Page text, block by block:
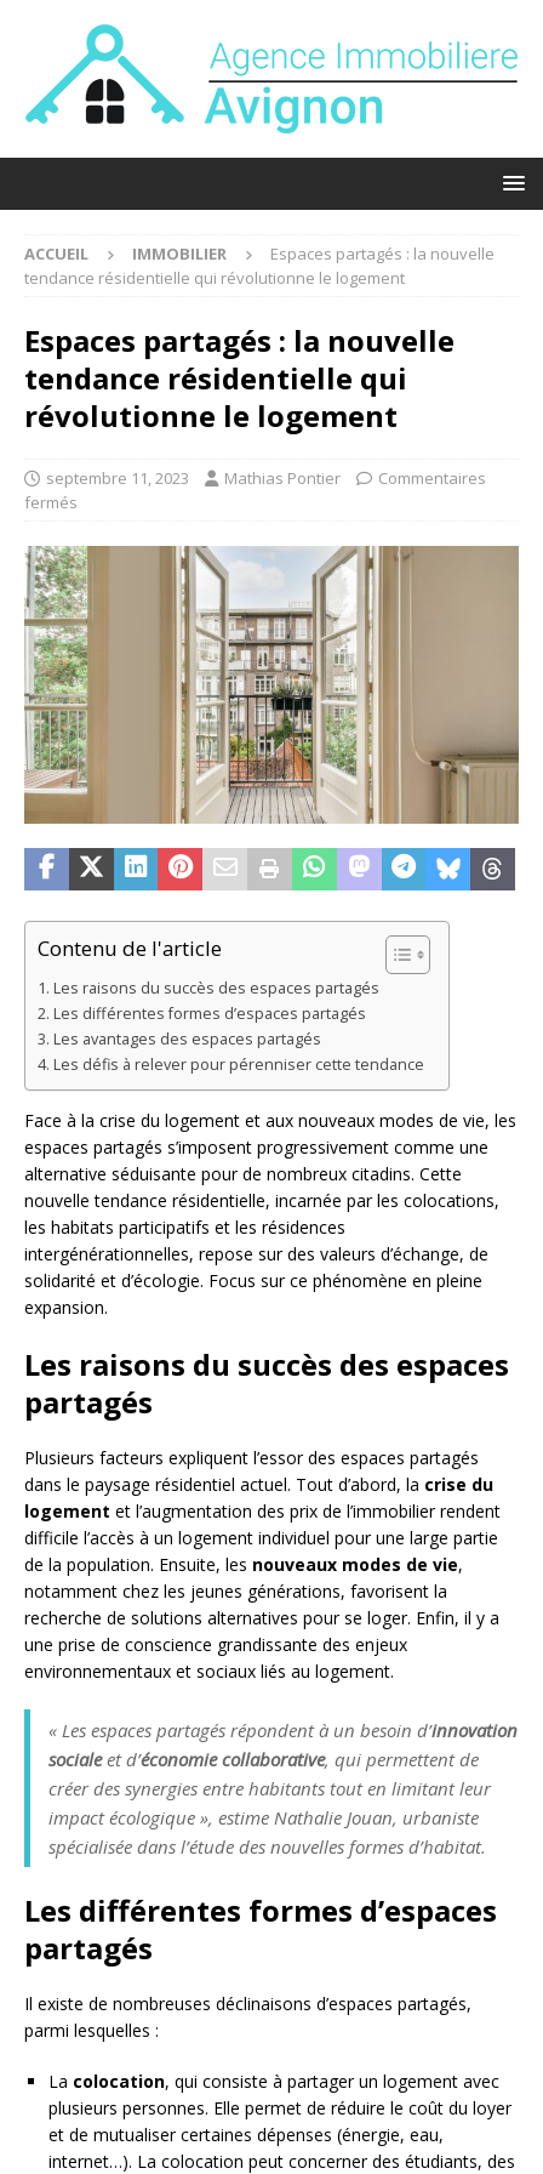
ACCUEIL IMMOBILIER
Espaces partagés : la nouvelle
tendance résidentielle qui révolutionne le logement
Espaces partagés : la nouvelle
tendance résidentielle qui
révolutionne le logement
septembre 11, 2023 Mathias Pontier
Commentaires
fermés
Contenu de l'article
Les raisons du succès des espaces partagés
Les différentes formes d’espaces partagés
Les avantages des espaces partagés
Les défis à relever pour pérenniser cette tendance
Face à la crise du logement et aux nouveaux modes de vie, les
espaces partagés s’imposent progressivement comme une
alternative séduisante pour de nombreux citadins. Cette
nouvelle tendance résidentielle, incarnée par les colocations,
les habitats participatifs et les résidences
intergénérationnelles, repose sur des valeurs d’échange, de
solidarité et d’écologie. Focus sur ce phénomène en pleine
expansion.
Les raisons du succès des espaces
partagés
Plusieurs facteurs expliquent l’essor des espaces partagés
dans le paysage résidentiel actuel. Tout d’abord, la crise du
logement et l’augmentation des prix de l’immobilier rendent
difficile l’accès à un logement individuel pour une large partie
de la population. Ensuite, les nouveaux modes de vie,
notamment chez les jeunes générations, favorisent la
recherche de solutions alternatives pour se loger. Enfin, il y a
une prise de conscience grandissante des enjeux
environnementaux et sociaux liés au logement.
« Les espaces partagés répondent à un besoin d’innovation
socialeet d’économie collaborative, qui permettent de
créer des synergies entre habitants tout en limitant leur
impact écologique », estime Nathalie Jouan, urbaniste
spécialisée dans l’étude des nouvelles formes d’habitat.
Les différentes formes d’espaces
partagés
Il existe de nombreuses déclinaisons d’espaces partagés,
parmi lesquelles :
La colocation, qui consiste à partager un logement avec
plusieurs personnes. Elle permet de réduire le coût du loyer
et de mutualiser certaines dépenses (énergie, eau,
internet…). La colocation peut concerner des étudiants, des